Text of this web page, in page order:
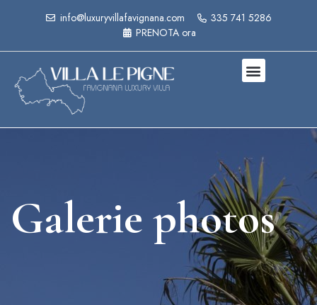
info@luxuryvillafavignana.com
335 741 5286
PRENOTA ora
Galerie photos